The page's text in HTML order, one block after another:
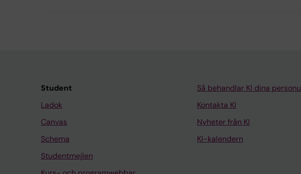
Student
Ladok
Canvas
Schema
Studentmejlen
Så behandlar KI dina
Kontakta KI
Nyheter från KI
KI-kalendern